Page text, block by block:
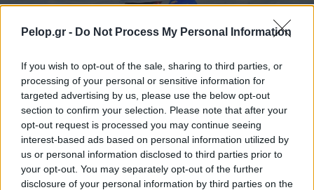
Pelop.gr - Do Not Process My Personal Information
If you wish to opt-out of the sale, sharing to third parties, or
processing of your personal or sensitive information for
targeted advertising by us, please use the below opt-out
section to confirm your selection. Please note that after your
opt-out request is processed you may continue seeing
interest-based ads based on personal information utilized by
us or personal information disclosed to third parties prior to
your opt-out. You may separately opt-out of the further
disclosure of your personal information by third parties on the
Τουρισμός για Ολους 2026: Τα SOS για να κερδίσετε το
voucher διακοπών